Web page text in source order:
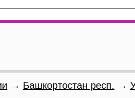
→ Башкортостан респ. →